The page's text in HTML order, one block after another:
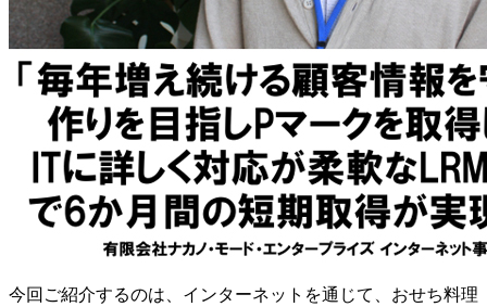
今回ご紹介するのは、インターネットを通じて、おせち料理